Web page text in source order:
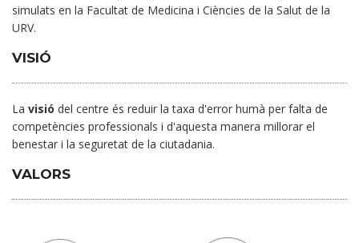
simulats en la Facultat de Medicina i Ciències de la Salut de la
URV.
VISIÓ
La visió del centre és reduir la taxa d'error humà per falta de
competències professionals i d'aquesta manera millorar el
benestar i la seguretat de la ciutadania.
VALORS